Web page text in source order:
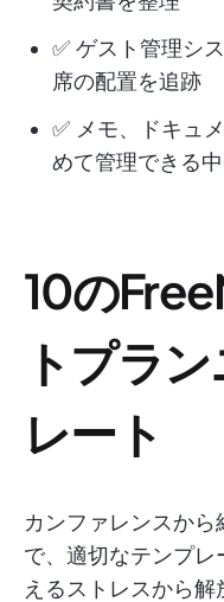
✅ ゲスト管理シ
席の配置を追跡
✅ メモ、ドキュ
めて管理できる
10の
トプラ
レート
カンファレンスから
で、適切なテンプ
えるストレスから